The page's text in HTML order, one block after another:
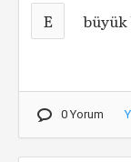
E büyük
0 Yorum